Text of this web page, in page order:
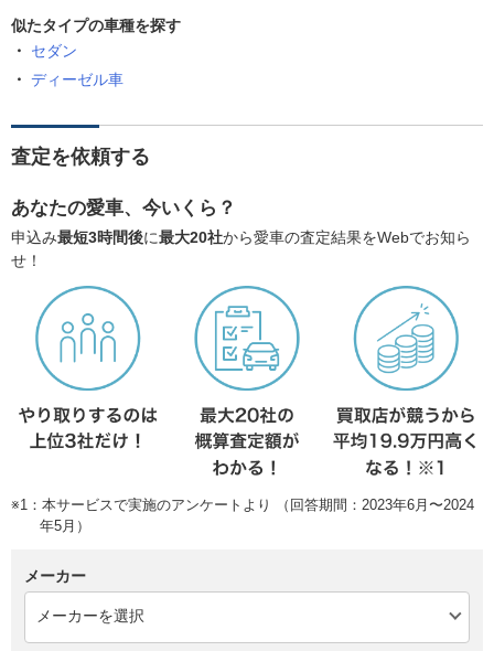
似たタイプの車種を探す
セダン
ディーゼル車
査定を依頼する
あなたの愛車、今いくら？
申込み最短3時間後に最大20社から愛車の査定結果をWebでお知ら
せ！
※1：本サービスで実施のアンケートより （回答期間：2023年6月〜2024
年5月）
メーカー